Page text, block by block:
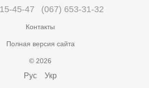
45-47 (067) 653-31-32
Контакты
Полная версия сайта
© 2026
Рус Укр